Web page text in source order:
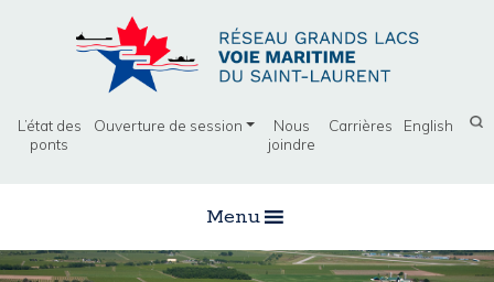
L’état des
ponts
Ouverture de session
Nous
joindre
Carrières English
Menu